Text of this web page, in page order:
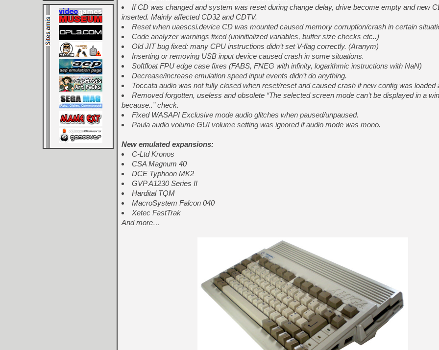
If CD was changed and system was reset during change delay, drive become empty and new
inserted. Mainly affected CD32 and CDTV.
Reset when uaescsi.device CD was mounted caused memory corruption/crash in certain
Code analyzer warnings fixed (uninitialized variables, buffer size checks etc..)
Old JIT bug fixed: many CPU instructions didn’t set V-flag correctly. (Aranym)
Inserting or removing USB input device caused crash in some situations.
Softfloat FPU edge case fixes (FABS, FNEG with infinity, logarithmic instructions with NaN)
Decrease/increase emulation speed input events didn’t do anything.
Toccata audio was not fully closed when reset/reset and caused crash if new config was loaded
Removed forgotten, useless and obsolete “The selected screen mode can’t be displayed in a
because..” check.
Fixed WASAPI Exclusive mode audio glitches when paused/unpaused.
Paula audio volume GUI volume setting was ignored if audio mode was mono.
New emulated expansions:
C-Ltd Kronos
CSA Magnum 40
DCE Typhoon MK2
GVP A1230 Series II
Hardital TQM
MacroSystem Falcon 040
Xetec FastTrak
And more…